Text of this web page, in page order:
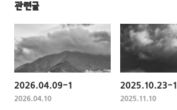
관련글
2026.04.09-1
2026.04.10
2025.10.23-1
2025.11.10